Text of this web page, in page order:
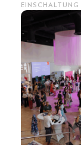
EINSCHALTUNG